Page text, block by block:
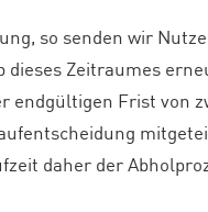
so senden wir
Zeitraumes
Frist von
daher der